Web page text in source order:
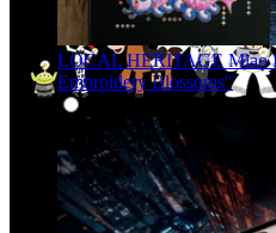
LOCAL HERITAGE Miao
Embroidery Blossoms"